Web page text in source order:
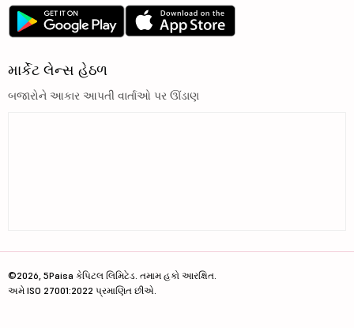
માર્કેટ લેન્સ હેઠળ
બજારોને આકાર આપતી વાર્તાઓ પર ઊંડાણ
©2026, 5Paisa કેપિટલ લિમિટેડ. તમામ હકો આરક્ષિત.
અમે ISO 27001:2022 પ્રમાણિત છીએ.